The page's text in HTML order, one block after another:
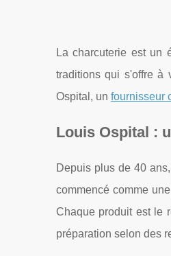
La charcuterie est un
traditions qui s'offre à
Ospital, un fournisseur
Louis Ospital :
Depuis plus de 40
commencé comme
Chaque produit est le
préparation selon des